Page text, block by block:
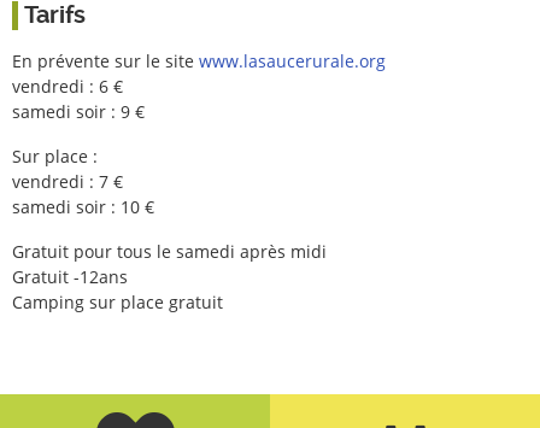
Tarifs
En prévente sur le site www.lasaucerurale.org
vendredi : 6 €
samedi soir : 9 €
Sur place :
vendredi : 7 €
samedi soir : 10 €
Gratuit pour tous le samedi après midi
Gratuit -12ans
Camping sur place gratuit